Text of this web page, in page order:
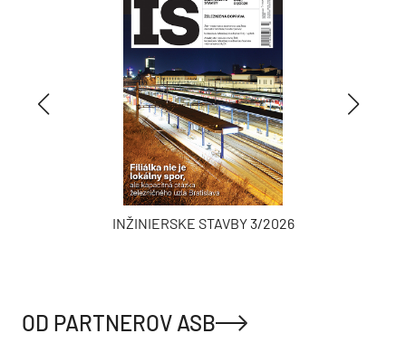
INŽINIERSKE STAVBY 3/2026
OD PARTNEROV ASB